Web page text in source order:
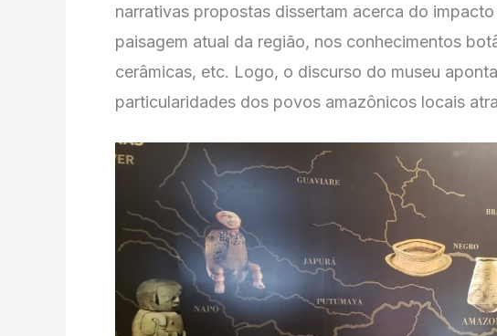
narrativas propostas dissertam acerca do
paisagem atual da região, nos conhecimentos
cerâmicas, etc. Logo, o discurso do museu
particularidades dos povos amazônicos locais